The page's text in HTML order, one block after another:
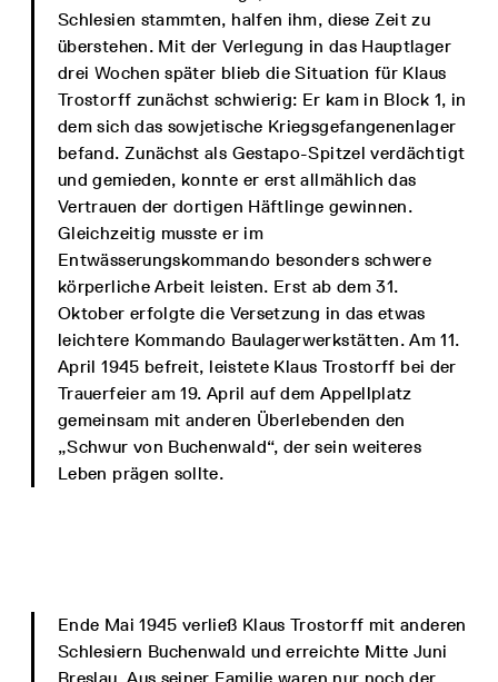
Schlesien stammten, halfen ihm, diese Zeit zu
überstehen. Mit der Verlegung in das Hauptlager
drei Wochen später blieb die Situation für Klaus
Trostorff zunächst schwierig: Er kam in Block 1, in
dem sich das sowjetische Kriegsgefangenenlager
befand. Zunächst als Gestapo-Spitzel verdächtigt
und gemieden, konnte er erst allmählich das
Vertrauen der dortigen Häftlinge gewinnen.
Gleichzeitig musste er im
Entwässerungskommando besonders schwere
körperliche Arbeit leisten. Erst ab dem 31.
Oktober erfolgte die Versetzung in das etwas
leichtere Kommando Baulagerwerkstätten. Am 11.
April 1945 befreit, leistete Klaus Trostorff bei der
Trauerfeier am 19. April auf dem Appellplatz
gemeinsam mit anderen Überlebenden den
„Schwur von Buchenwald“, der sein weiteres
Leben prägen sollte.
Ende Mai 1945 verließ Klaus Trostorff mit anderen
Schlesiern Buchenwald und erreichte Mitte Juni